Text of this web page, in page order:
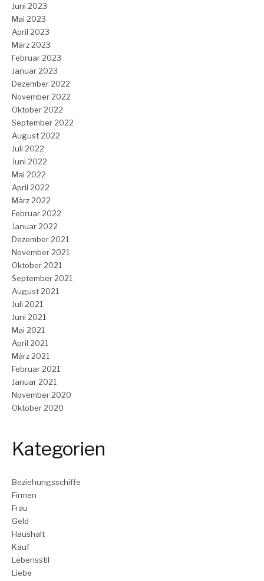
Juni 2023
Mai 2023
April 2023
März 2023
Februar 2023
Januar 2023
Dezember 2022
November 2022
Oktober 2022
September 2022
August 2022
Juli 2022
Juni 2022
Mai 2022
April 2022
März 2022
Februar 2022
Januar 2022
Dezember 2021
November 2021
Oktober 2021
September 2021
August 2021
Juli 2021
Juni 2021
Mai 2021
April 2021
März 2021
Februar 2021
Januar 2021
November 2020
Oktober 2020
Kategorien
Beziehungsschiffe
Firmen
Frau
Geld
Haushalt
Kauf
Lebensstil
Liebe